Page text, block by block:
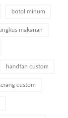
botol minum
makanan
handfan custom
custom